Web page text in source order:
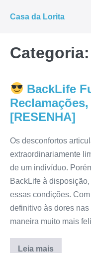
para
conteúdo
Casa da Lorita
Categoria:
BackLife
[RESENHA]
Os desconfortos
extraordinariamente
de um indivíduo.
BackLife à
essas condições.
definitivo às dores
maneira muito mais
Leia mais